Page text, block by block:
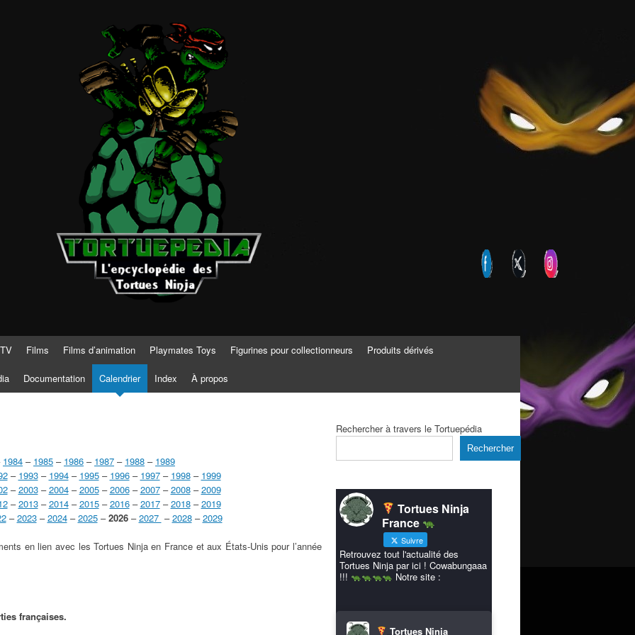
Films Films d’animation Playmates Toys Figurines pour collectionneurs Produits dérivés
Documentation Calendrier Index À propos
1984 – 1985 – 1986 – 1987 – 1988 – 1989
– 1993– 1994– 1995– 1996– 1997– 1998– 1999
–2003–2004–2005–2006–2007–2008–2009
–2013–2014–2015–2016–2017–2018–2019
–2023–2024–2025–2026 –2027 –2028–2029
en lien avec les Tortues Ninja en France et aux États-Unis pour l’année
françaises.
Rechercher à travers le Tortuepédia
Rechercher
Tortues Ninja
France
Suivre
Retrouvez tout l'actualité des
Tortues Ninja par ici ! Cowabungaaa
!!!
Notre site :
Tortues Ninja